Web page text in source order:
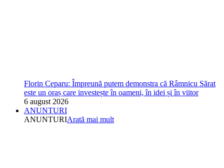
Florin Ceparu: Împreună putem demonstra că Râmnicu Sărat
este un oraș care investește în oameni, în idei și în viitor
6 august 2026
ANUNTURI
ANUNTURIArată mai mult